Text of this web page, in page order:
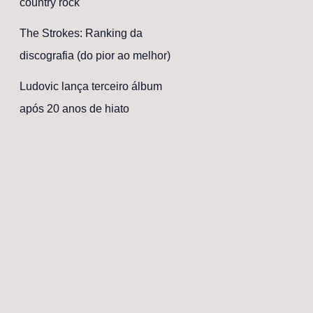
country rock
The Strokes: Ranking da
discografia (do pior ao melhor)
Ludovic lança terceiro álbum
após 20 anos de hiato